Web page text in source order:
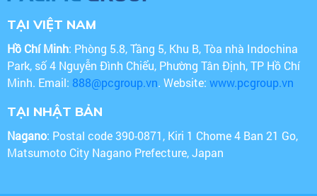
TẠI VIỆT NAM
Hồ Chí Minh: Phòng 5.8, Tầng 5, Khu B, Tòa nhà Indochina
Park, số 4 Nguyễn Đình Chiểu, Phường Tân Định, TP Hồ Chí
Minh. Email: 888@pcgroup.vn. Website: www.pcgroup.vn
TẠI NHẬT BẢN
Nagano: Postal code 390-0871, Kiri 1 Chome 4 Ban 21 Go,
Matsumoto City Nagano Prefecture, Japan